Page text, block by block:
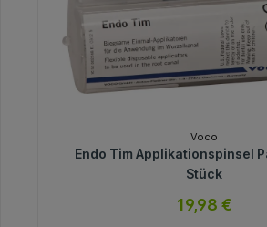
Voco
Endo Tim Applikationspinsel
Stück
19,98 €